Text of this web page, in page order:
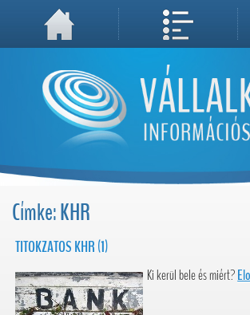
A weboldal használatával Ön elfogadja, hogy Cookie-kat (sütiket) tároljunk számítógépén. A sütik
Címke: KHR
TITOKZATOS KHR (1)
Ki kerül bele és miért?